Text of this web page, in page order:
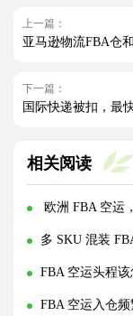
上一篇：
下一篇：
相关阅读
欧洲 FBA 空运，
多 SKU 混装 FBA
FBA 空运头程该
FBA 空运入仓频